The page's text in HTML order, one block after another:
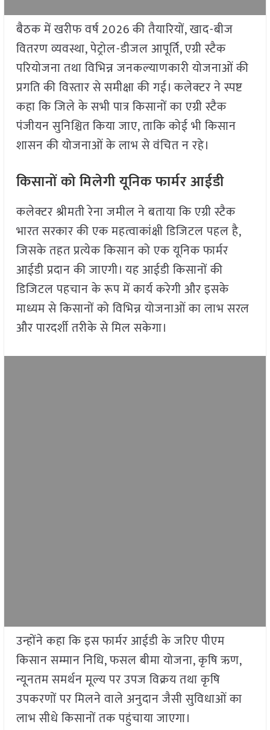
बैठक में खरीफ वर्ष 2026 की तैयारियों, खाद-बीज
वितरण व्यवस्था, पेट्रोल-डीजल आपूर्ति, एग्री स्टैक
परियोजना तथा विभिन्न जनकल्याणकारी योजनाओं की
प्रगति की विस्तार से समीक्षा की गई। कलेक्टर ने स्पष्ट
कहा कि जिले के सभी पात्र किसानों का एग्री स्टैक
पंजीयन सुनिश्चित किया जाए, ताकि कोई भी किसान
शासन की योजनाओं के लाभ से वंचित न रहे।
किसानों को मिलेगी यूनिक फार्मर आईडी
कलेक्टर श्रीमती रेना जमील ने बताया कि एग्री स्टैक
भारत सरकार की एक महत्वाकांक्षी डिजिटल पहल है,
जिसके तहत प्रत्येक किसान को एक यूनिक फार्मर
आईडी प्रदान की जाएगी। यह आईडी किसानों की
डिजिटल पहचान के रूप में कार्य करेगी और इसके
माध्यम से किसानों को विभिन्न योजनाओं का लाभ सरल
और पारदर्शी तरीके से मिल सकेगा।
उन्होंने कहा कि इस फार्मर आईडी के जरिए पीएम
किसान सम्मान निधि, फसल बीमा योजना, कृषि ऋण,
न्यूनतम समर्थन मूल्य पर उपज विक्रय तथा कृषि
उपकरणों पर मिलने वाले अनुदान जैसी सुविधाओं का
लाभ सीधे किसानों तक पहुंचाया जाएगा।